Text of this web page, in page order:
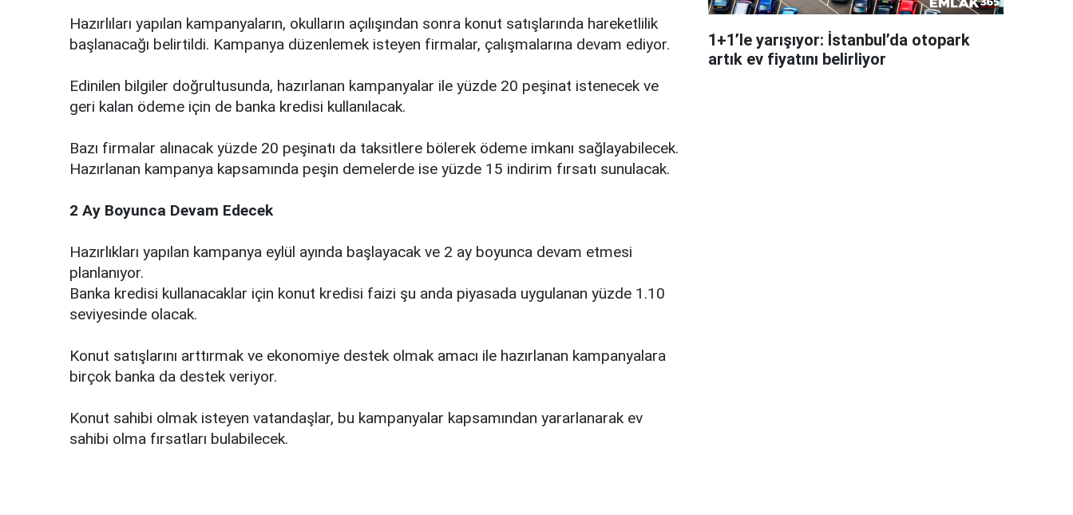
Hazırlıları yapılan kampanyaların, okulların açılışından sonra konut satışlarında hareketlilik
başlanacağı belirtildi. Kampanya düzenlemek isteyen firmalar, çalışmalarına devam ediyor.
Edinilen bilgiler doğrultusunda, hazırlanan kampanyalar ile yüzde 20 peşinat istenecek ve
geri kalan ödeme için de banka kredisi kullanılacak.
Bazı firmalar alınacak yüzde 20 peşinatı da taksitlere bölerek ödeme imkanı sağlayabilecek.
Hazırlanan kampanya kapsamında peşin demelerde ise yüzde 15 indirim fırsatı sunulacak.
2 Ay Boyunca Devam Edecek
Hazırlıkları yapılan kampanya eylül ayında başlayacak ve 2 ay boyunca devam etmesi
planlanıyor.
Banka kredisi kullanacaklar için konut kredisi faizi şu anda piyasada uygulanan yüzde 1.10
seviyesinde olacak.
Konut satışlarını arttırmak ve ekonomiye destek olmak amacı ile hazırlanan kampanyalara
birçok banka da destek veriyor.
Konut sahibi olmak isteyen vatandaşlar, bu kampanyalar kapsamından yararlanarak ev
sahibi olma fırsatları bulabilecek.
1+1’le yarışıyor: İstanbul’da otopark
artık ev fiyatını belirliyor